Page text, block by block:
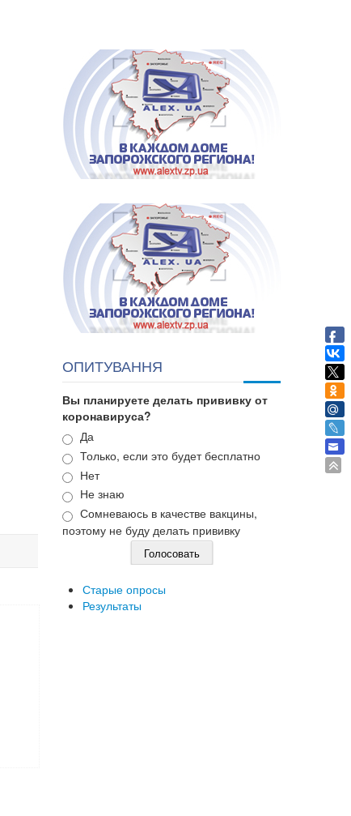
ОПИТУВАННЯ
Вы планируете делать прививку от
коронавируса?
Варианты
Да
Только, если это будет бесплатно
Нет
Не знаю
Сомневаюсь в качестве вакцины,
поэтому не буду делать прививку
Старые опросы
Результаты